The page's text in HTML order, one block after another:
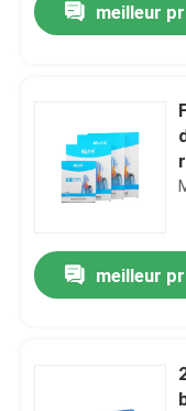
meilleur
meilleur